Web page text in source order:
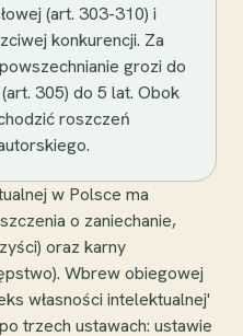
(art. 303-310) i
konkurencji. Za
grozi do
305) do 5 lat. Obok
roszczeń
w Polsce ma
o zaniechanie,
oraz karny
Wbrew obiegowej
własności intelektualnej'
trzech ustawach: ustawie